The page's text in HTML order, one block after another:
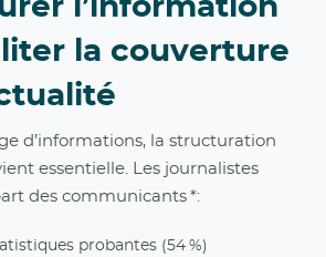
l’information
la couverture
d’informations, la structuration
essentielle. Les journalistes
des communicants *:
probantes (54 %)